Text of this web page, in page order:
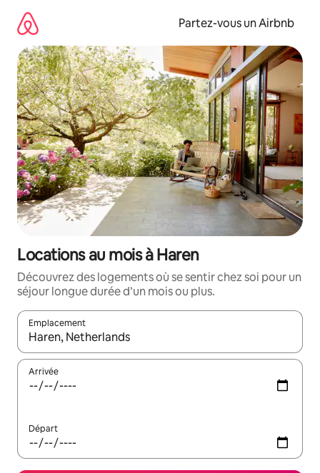
directement
contenu
Partez-vous un Airbnb
Locations au mois à Haren
Découvrez des logements où se sentir chez soi pour un
séjour longue durée d’un mois ou plus.
Emplacement
Quand les résultats sont affichés, parcourez-les en utilisant
Arrivée
Départ